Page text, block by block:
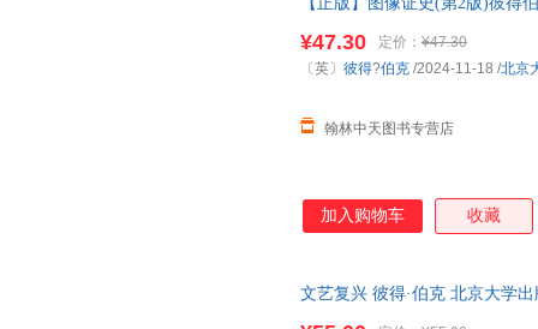
¥47.30 定价： ¥47.30
翰林中天图书专营店
〔英〕 彼得?伯克 /2024-11-18 /北京
加入购物车 收藏
文艺复兴 彼得·伯克 北京大学出